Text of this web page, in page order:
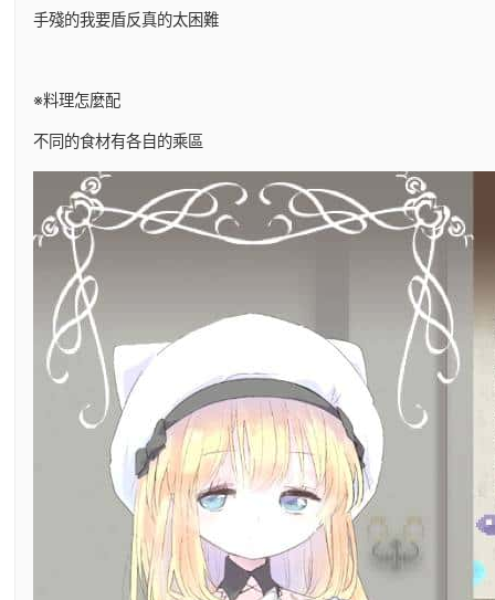
手殘的我要盾反真的太困難
※料理怎麼配
不同的食材有各自的乘區